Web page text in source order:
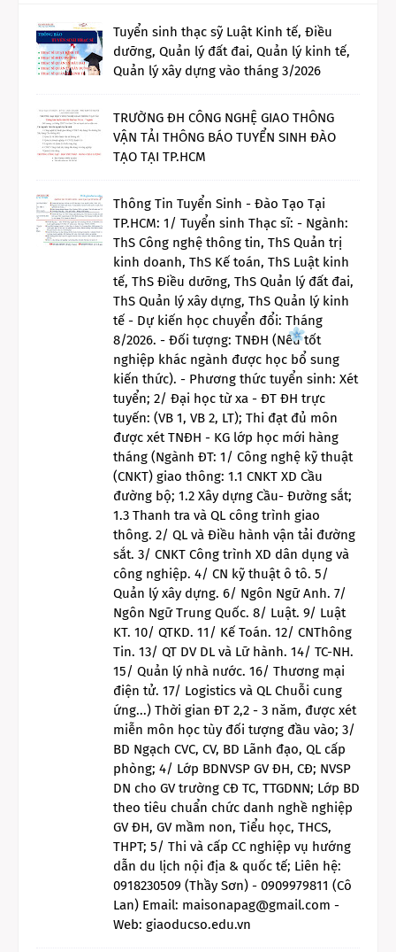
Tuyển sinh thạc sỹ Luật Kinh tế, Điều
dưỡng, Quản lý đất đai, Quản lý kinh tế,
Quản lý xây dựng vào tháng 3/2026
TRƯỜNG ĐH CÔNG NGHỆ GIAO THÔNG
VẬN TẢI THÔNG BÁO TUYỂN SINH ĐÀO
TẠO TẠI TP.HCM
Thông Tin Tuyển Sinh - Đào Tạo Tại
TP.HCM: 1/ Tuyển sinh Thạc sĩ: - Ngành:
ThS Công nghệ thông tin, ThS Quản trị
kinh doanh, ThS Kế toán, ThS Luật kinh
tế, ThS Điều dưỡng, ThS Quản lý đất đai,
ThS Quản lý xây dựng, ThS Quản lý kinh
tế - Dự kiến học chuyển đổi: Tháng
8/2026. - Đối tượng: TNĐH (Nếu tốt
nghiệp khác ngành được học bổ sung
kiến thức). - Phương thức tuyển sinh: Xét
tuyển; 2/ Đại học từ xa - ĐT ĐH trực
tuyến: (VB 1, VB 2, LT); Thi đạt đủ môn
được xét TNĐH - KG lớp học mới hàng
tháng (Ngành ĐT: 1/ Công nghệ kỹ thuật
(CNKT) giao thông: 1.1 CNKT XD Cầu
đường bộ; 1.2 Xây dựng Cầu- Đường sắt;
1.3 Thanh tra và QL công trình giao
thông. 2/ QL và Điều hành vận tải đường
sắt. 3/ CNKT Công trình XD dân dụng và
công nghiệp. 4/ CN kỹ thuật ô tô. 5/
Quản lý xây dựng. 6/ Ngôn Ngữ Anh. 7/
Ngôn Ngữ Trung Quốc. 8/ Luật. 9/ Luật
KT. 10/ QTKD. 11/ Kế Toán. 12/ CNThông
Tin. 13/ QT DV DL và Lữ hành. 14/ TC-NH.
15/ Quản lý nhà nước. 16/ Thương mại
điện tử. 17/ Logistics và QL Chuỗi cung
ứng...) Thời gian ĐT 2,2 - 3 năm, được xét
miễn môn học tùy đối tượng đầu vào; 3/
BD Ngạch CVC, CV, BD Lãnh đạo, QL cấp
phòng; 4/ Lớp BDNVSP GV ĐH, CĐ; NVSP
DN cho GV trường CĐ TC, TTGDNN; Lớp BD
theo tiêu chuẩn chức danh nghề nghiệp
GV ĐH, GV mầm non, Tiểu học, THCS,
THPT; 5/ Thi và cấp CC nghiệp vụ hướng
dẫn du lịch nội địa & quốc tế; Liên hệ:
0918230509 (Thầy Sơn) - 0909979811 (Cô
Lan) Email: maisonapag@gmail.com -
Web: giaoducso.edu.vn